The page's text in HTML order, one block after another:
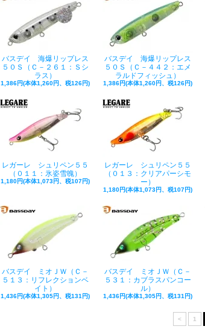
バスデイ 海爆リップレス
５０Ｓ（Ｃ－２６１：Ｓシ
ラス）
1,386円(本体1,260円、税126円)
バスデイ 海爆リップレス
５０Ｓ（Ｃ－４４２：エメ
ラルドフィッシュ）
1,386円(本体1,260円、税126円)
レガーレ シュリペン５５
（０１１：氷姿雪魄）
1,180円(本体1,073円、税107円)
レガーレ シュリペン５５
（０１３：クリアパーシモ
ー）
1,180円(本体1,073円、税107円)
バスデイ ミオＪＷ（Ｃ－
５１３：リフレクションベ
イト）
1,436円(本体1,305円、税131円)
バスデイ ミオＪＷ（Ｃ－
５３１：カブラスパンコー
ル）
1,436円(本体1,305円、税131円)
< 1